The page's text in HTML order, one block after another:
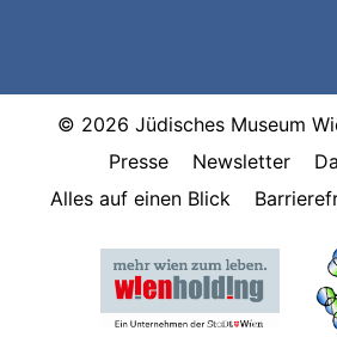
© 2026 Jüdisches Museum
Presse
Newsletter
Alles auf einen Blick